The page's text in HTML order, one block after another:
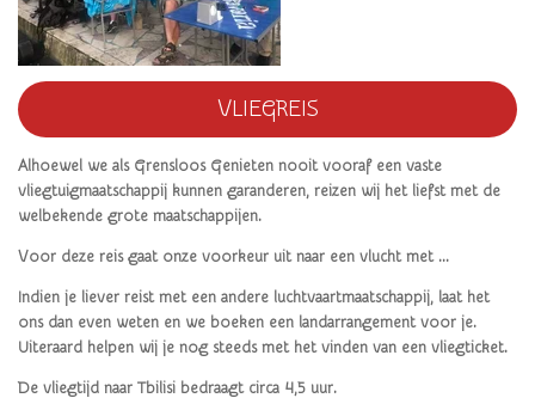
VLIEGREIS
Alhoewel we als Grensloos Genieten nooit vooraf een vaste
vliegtuigmaatschappij kunnen garanderen, reizen wij het liefst met de
welbekende grote maatschappijen.
Voor deze reis gaat onze voorkeur uit naar een vlucht met ...
Indien je liever reist met een andere luchtvaartmaatschappij, laat het
ons dan even weten en we boeken een landarrangement voor je.
Uiteraard helpen wij je nog steeds met het vinden van een vliegticket.
De vliegtijd naar Tbilisi bedraagt circa 4,5 uur.